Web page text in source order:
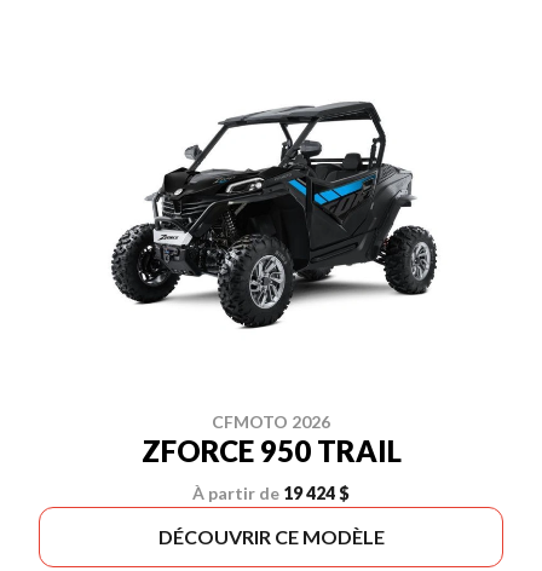
CFMOTO 2026
ZFORCE 950 TRAIL
À partir de 19 424 $
DÉCOUVRIR CE MODÈLE